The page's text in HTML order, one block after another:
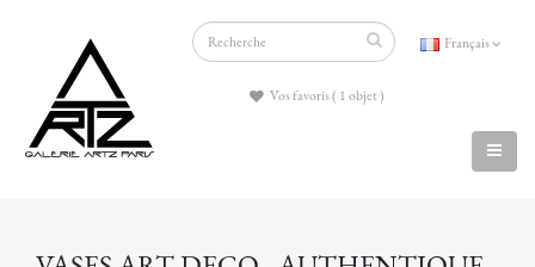
Français
Vos favoris ( 1 objet )